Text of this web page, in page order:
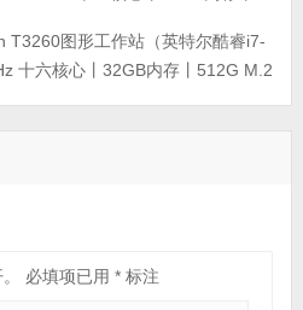
T3260图形工作站（英特尔酷睿i7-
十六核心丨32GB内存丨512G M.2
必填项已用 *标注